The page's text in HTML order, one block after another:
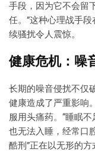
手段，因为它不会留
任。”这种心理战手
续骚扰令人震惊。
健康危机：噪
长期的噪音侵扰不仅
健康造成了严重影响
服用头痛药。“睡眠
也无法入睡，经常口
酷刑”正在以无形的方